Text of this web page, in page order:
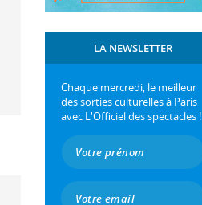
LA NEWSLETTER
Chaque mercredi, le meilleur
des sorties culturelles à Paris
avec L'Officiel des spectacles !